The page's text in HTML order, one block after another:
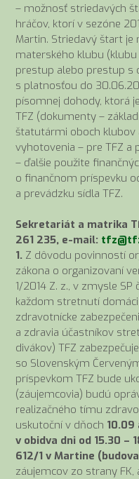
– možnosť striedavých
hráčov, ktorí v sezóne
Martin. Striedavý štart je
materského klubu
prestup alebo prestup s
s platnosťou do
písomnej dohody, ktorá
TFZ (dokumenty –
štatutármi oboch klubov
vyhotovenia – pre TFZ a
– ďalšie použite
o finančnom príspevku
a prevádzku sídla TFZ.
Sekretariát a matrika
261 235, e-mail:
1. Z dôvodu povinností
zákona o organizovaní
1/2014 Z. z., v zmysle SP
každom stretnutí
zdravotnícke
a zdravia účastníkov
divákov) TFZ
so Slovenským
príspevkom TFZ bude
(záujemcovia) budú
realizačného tímu
uskutoční v dňoch 10.09
v obidva dni od 15.30 –
612/1 v Martine
záujemcov zo strany